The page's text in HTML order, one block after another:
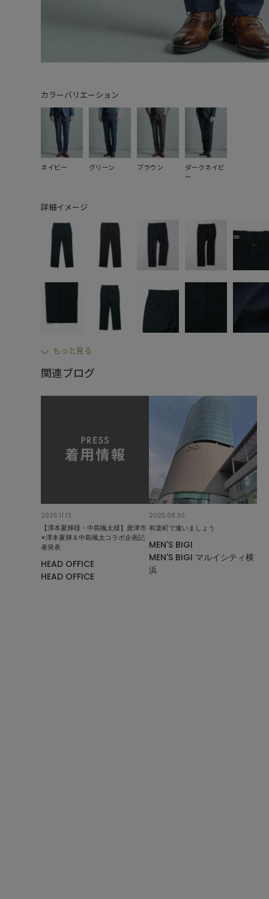
カラーバリエーション
ネイビー グリーン ブラウン
ダークネイビ
ー
詳細イメージ
もっと見る
関連ブログ
2025.11.13
【澤本夏輝様・中島颯太様】唐津市
×澤本夏輝＆中島颯太コラボ企画記
者発表
HEAD OFFICE
HEAD OFFICE
2025.08.30
有楽町で逢いましょう
MEN'S BIGI
MEN'S BIGI マルイシティ横
浜